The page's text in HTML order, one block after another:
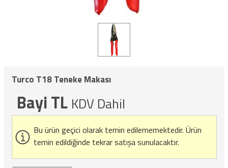
Turco T18 Teneke Makası
Bayi TL KDV Dahil
Bu ürün geçici olarak temin edilememektedir. Ürün
temin edildiğinde tekrar satışa sunulacaktır.